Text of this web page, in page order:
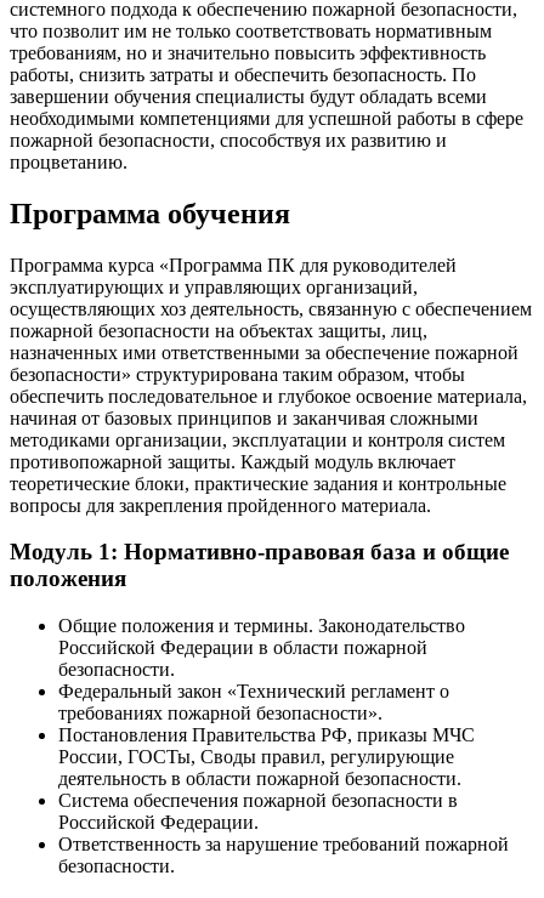
системного подхода к обеспечению пожарной безопасности,
что позволит им не только соответствовать нормативным
требованиям, но и значительно повысить эффективность
работы, снизить затраты и обеспечить безопасность. По
завершении обучения специалисты будут обладать всеми
необходимыми компетенциями для успешной работы в сфере
пожарной безопасности, способствуя их развитию и
процветанию.
Программа обучения
Программа курса «Программа ПК для руководителей
эксплуатирующих и управляющих организаций,
осуществляющих хоз деятельность, связанную с обеспечением
пожарной безопасности на объектах защиты, лиц,
назначенных ими ответственными за обеспечение пожарной
безопасности» структурирована таким образом, чтобы
обеспечить последовательное и глубокое освоение материала,
начиная от базовых принципов и заканчивая сложными
методиками организации, эксплуатации и контроля систем
противопожарной защиты. Каждый модуль включает
теоретические блоки, практические задания и контрольные
вопросы для закрепления пройденного материала.
Модуль 1: Нормативно-правовая база и общие
положения
Общие положения и термины. Законодательство
Российской Федерации в области пожарной
безопасности.
Федеральный закон «Технический регламент о
требованиях пожарной безопасности».
Постановления Правительства РФ, приказы МЧС
России, ГОСТы, Своды правил, регулирующие
деятельность в области пожарной безопасности.
Система обеспечения пожарной безопасности в
Российской Федерации.
Ответственность за нарушение требований пожарной
безопасности.